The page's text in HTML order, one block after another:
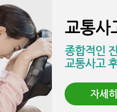
교통사
종합적인
교통사고
자세